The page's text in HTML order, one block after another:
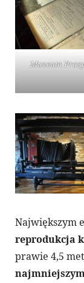
Muzeum
Największym
reprodukcja
prawie 4,5